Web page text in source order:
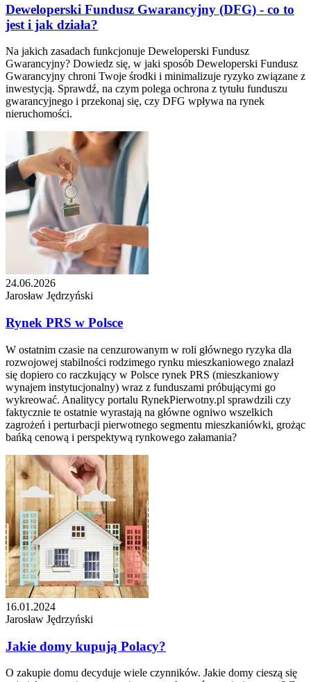
Deweloperski Fundusz Gwarancyjny (DFG) - co to
jest i jak działa?
Na jakich zasadach funkcjonuje Deweloperski Fundusz
Gwarancyjny? Dowiedz się, w jaki sposób Deweloperski Fundusz
Gwarancyjny chroni Twoje środki i minimalizuje ryzyko związane z
inwestycją. Sprawdź, na czym polega ochrona z tytułu funduszu
gwarancyjnego i przekonaj się, czy DFG wpływa na rynek
nieruchomości.
24.06.2026
Jarosław Jędrzyński
Rynek PRS w Polsce
W ostatnim czasie na cenzurowanym w roli głównego ryzyka dla
rozwojowej stabilności rodzimego rynku mieszkaniowego znalazł
się dopiero co raczkujący w Polsce rynek PRS (mieszkaniowy
wynajem instytucjonalny) wraz z funduszami próbującymi go
wykreować. Analitycy portalu RynekPierwotny.pl sprawdzili czy
faktycznie te ostatnie wyrastają na główne ogniwo wszelkich
zagrożeń i perturbacji pierwotnego segmentu mieszkaniówki, grożąc
bańką cenową i perspektywą rynkowego załamania?
16.01.2024
Jarosław Jędrzyński
Jakie domy kupują Polacy?
O zakupie domu decyduje wiele czynników. Jakie domy cieszą się